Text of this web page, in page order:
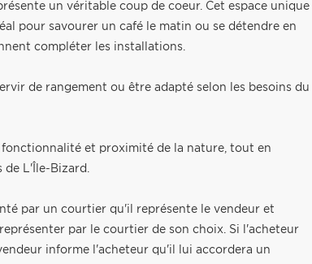
un véritable coup de coeur. Cet espace unique
pour savourer un café le matin ou se détendre en
compléter les installations.
de rangement ou être adapté selon les besoins du
et proximité de la nature, tout en
de L'Île-Bizard.
par un courtier qu'il représente le vendeur et
par le courtier de son choix. Si l'acheteur
informe l'acheteur qu'il lui accordera un